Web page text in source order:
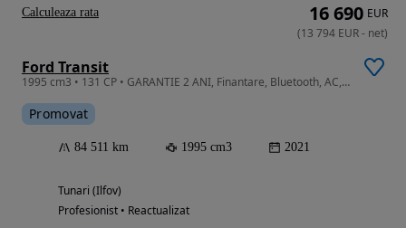
Ford Transit
1995 cm3 • 131 CP • GARANTIE 2 ANI, Finantare, Bluetooth, AC, Senzori parcare, Pilot auto
Promovat
84 511 km 1995 cm3 2021
Tunari (Ilfov)
Profesionist • Reactualizat
16 690 EUR
(13 794 EUR- net)
Calculeaza rata